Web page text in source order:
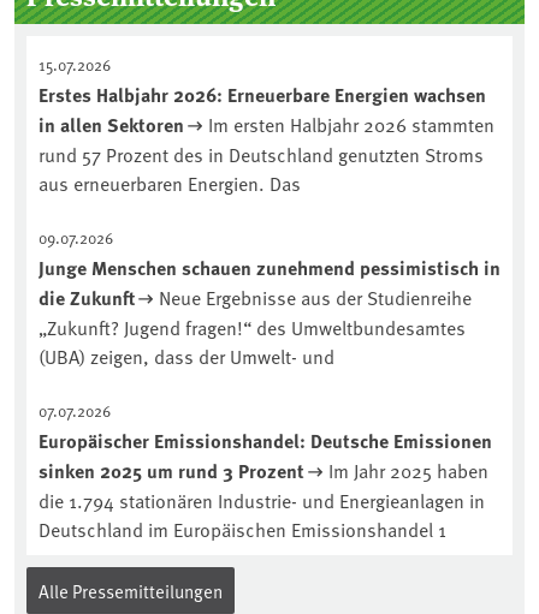
eigentlich während eines solchen
aktuellen Podcast „Soilcast“. Jetzt
reinhören:
https://soilcast.de/interview/sc202-
interview-die-kuer-der-krume/
15.07.2026
Erstes Halbjahr 2026: Erneuerbare Energien wachsen
in allen Sektoren
Im ersten Halbjahr 2026 stammten
rund 57 Prozent des in Deutschland genutzten Stroms
aus erneuerbaren Energien. Das
09.07.2026
Junge Menschen schauen zunehmend pessimistisch in
die Zukunft
Neue Ergebnisse aus der Studienreihe
„Zukunft? Jugend fragen!“ des Umweltbundesamtes
(UBA) zeigen, dass der Umwelt- und
07.07.2026
Europäischer Emissionshandel: Deutsche Emissionen
sinken 2025 um rund 3 Prozent
Im Jahr 2025 haben
die 1.794 stationären Industrie- und Energieanlagen in
Deutschland im Europäischen Emissionshandel 1
Alle Pressemitteilungen